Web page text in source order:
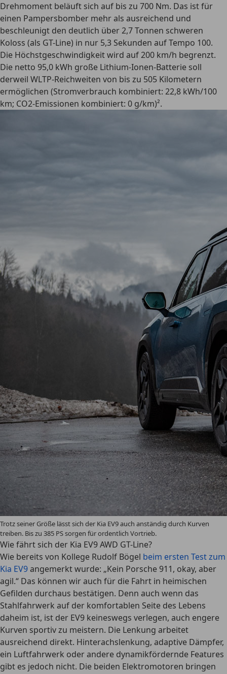
Drehmoment beläuft sich auf bis zu 700 Nm. Das ist für
einen Pampersbomber mehr als ausreichend und
beschleunigt den deutlich über 2,7 Tonnen schweren
Koloss (als GT-Line) in nur 5,3 Sekunden auf Tempo 100.
Die Höchstgeschwindigkeit wird auf 200 km/h begrenzt.
Die netto 95,0 kWh große Lithium-Ionen-Batterie soll
derweil WLTP-Reichweiten von bis zu 505 Kilometern
ermöglichen (Stromverbrauch kombiniert: 22,8 kWh/100
km; CO2-Emissionen kombiniert: 0 g/km)².
Trotz seiner Größe lässt sich der Kia EV9 auch anständig durch Kurven
treiben. Bis zu 385 PS sorgen für ordentlich Vortrieb.
Wie fährt sich der Kia EV9 AWD GT-Line?
Wie bereits von Kollege Rudolf Bögel beim ersten Test zum
Kia EV9angemerkt wurde: „Kein Porsche 911, okay, aber
agil.“ Das können wir auch für die Fahrt in heimischen
Gefilden durchaus bestätigen. Denn auch wenn das
Stahlfahrwerk auf der komfortablen Seite des Lebens
daheim ist, ist der EV9 keineswegs verlegen, auch engere
Kurven sportiv zu meistern. Die Lenkung arbeitet
ausreichend direkt. Hinterachslenkung, adaptive Dämpfer,
ein Luftfahrwerk oder andere dynamikfördernde Features
gibt es jedoch nicht. Die beiden Elektromotoren bringen